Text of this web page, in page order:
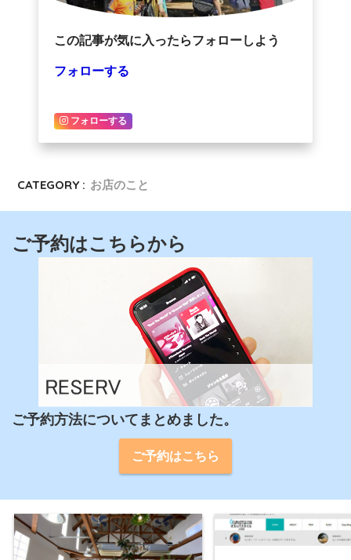
この記事が気に入ったらフォローしよう
フォローする
フォローする
CATEGORY : お店のこと
ご予約はこちらから
ご予約方法についてまとめました。
ご予約はこちら